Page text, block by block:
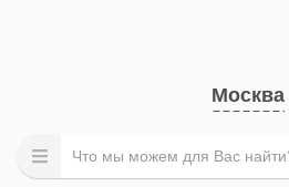
Москва